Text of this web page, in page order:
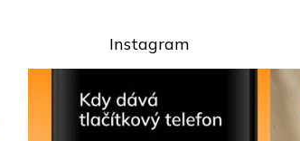
Instagram